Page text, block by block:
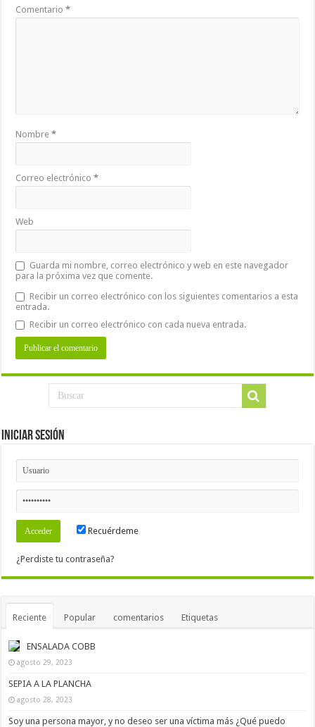
Comentario*
Nombre*
Correo electrónico*
Web
Guarda mi nombre, correo electrónico y web en este navegador
para la próxima vez que comente.
Recibir un correo electrónico con los siguientes comentarios a esta
entrada.
Recibir un correo electrónico con cada nueva entrada.
Iniciar Sesión
Recuérdeme
¿Perdiste tu contraseña?
Reciente Popular comentarios Etiquetas
ENSALADA COBB
agosto 29, 2023
SEPIA A LA PLANCHA
agosto 28, 2023
Soy una persona mayor, y no deseo ser una víctima más ¿Qué puedo